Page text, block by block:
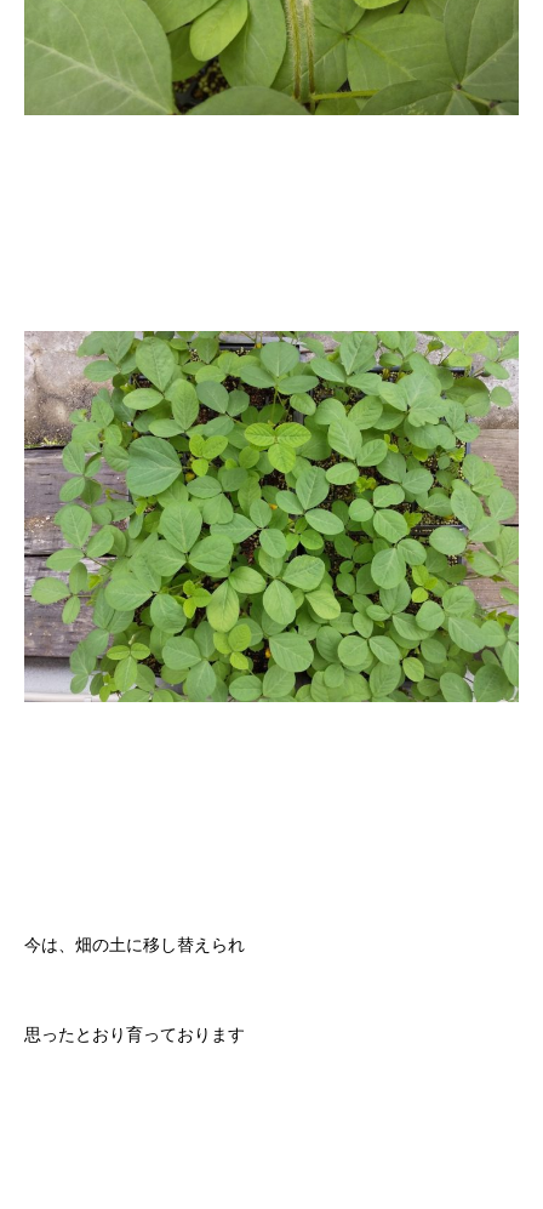
今は、畑の土に移し替えられ
思ったとおり育っております